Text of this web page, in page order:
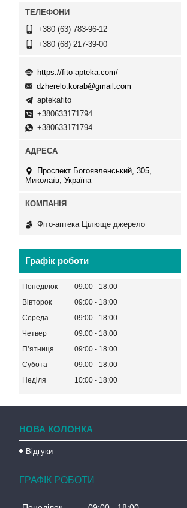
+380 (63) 783-96-12
+380 (68) 217-39-00
https://fito-apteka.com/
dzherelo.korab@gmail.com
aptekafito
+380633171794
+380633171794
Проспект Богоявленський, 305,
Миколаїв, Україна
Фіто-аптека Цілюще джерело
Графік роботи
Понеділок 09:00
18:00
Вівторок
09:00
18:00
Середа
09:00
18:00
Четвер
09:00
18:00
Пʼятниця
09:00
18:00
Субота
09:00
18:00
Неділя
10:00 18:00
НОВА КОЛОНКА
Відгуки
ГРАФІК РОБОТИ